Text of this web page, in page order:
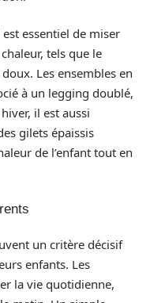
est essentiel de miser
tels que le
Les ensembles en
à un legging doublé,
il est aussi
gilets épaissis
de l’enfant tout en
un critère décisif
enfants. Les
la vie quotidienne,